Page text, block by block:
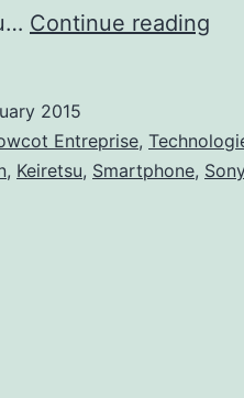
Continue reading
de
2015
Entreprise,
, Keiretsu, Smartphone,